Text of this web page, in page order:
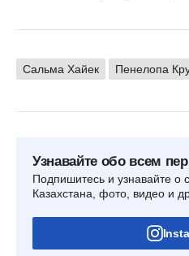
Сальма Хайек Пенелопа
Узнавайте обо всем
Подпишитесь и узнавайте о
Казахстана, фото, видео и